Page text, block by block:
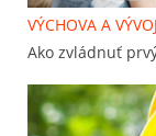
VÝCHOVA A
Ako zvládnuť